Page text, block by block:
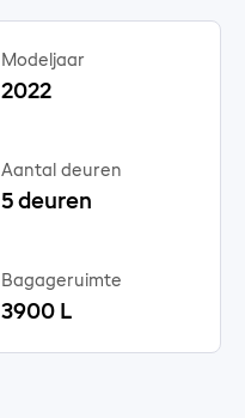
Modeljaar
2022
Aantal deuren
5 deuren
Bagageruimte
3900 L